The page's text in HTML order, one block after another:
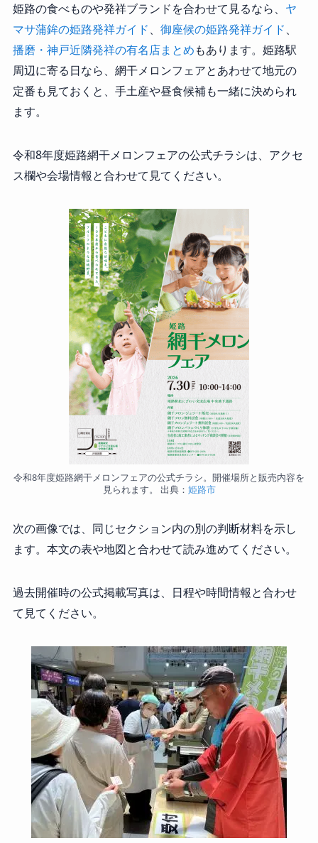
姫路の食べものや発祥ブランドを合わせて見るなら、 ヤ
マサ蒲鉾の姫路発祥ガイド、 御座候の姫路発祥ガイド、
播磨・神戸近隣発祥の有名店まとめもあります。姫路駅
周辺に寄る日なら、網干メロンフェアとあわせて地元の
定番も見ておくと、手土産や昼食候補も一緒に決められ
ます。
令和8年度姫路網干メロンフェアの公式チラシは、アクセ
ス欄や会場情報と合わせて見てください。
令和8年度姫路網干メロンフェアの公式チラシ。開催場所と販売内容を
見られます。 出典： 姫路市
次の画像では、同じセクション内の別の判断材料を示し
ます。本文の表や地図と合わせて読み進めてください。
過去開催時の公式掲載写真は、日程や時間情報と合わせ
て見てください。